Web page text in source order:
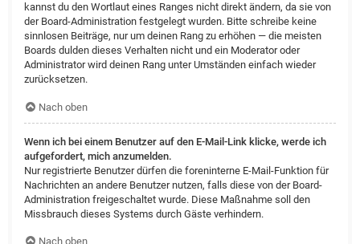
kannst du den Wortlaut eines Ranges nicht direkt ändern, da sie von
der Board-Administration festgelegt wurden. Bitte schreibe keine
sinnlosen Beiträge, nur um deinen Rang zu erhöhen — die meisten
Boards dulden dieses Verhalten nicht und ein Moderator oder
Administrator wird deinen Rang unter Umständen einfach wieder
zurücksetzen.
Nach oben
Wenn ich bei einem Benutzer auf den E-Mail-Link klicke, werde ich
aufgefordert, mich anzumelden.
Nur registrierte Benutzer dürfen die foreninterne E-Mail-Funktion für
Nachrichten an andere Benutzer nutzen, falls diese von der Board-
Administration freigeschaltet wurde. Diese Maßnahme soll den
Missbrauch dieses Systems durch Gäste verhindern.
Nach oben